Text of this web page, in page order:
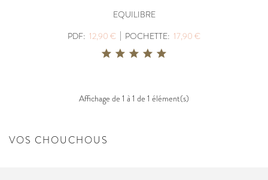
EQUILIBRE
PDF: 12,90 € | POCHETTE: 17,90 €
Affichage de 1 à 1 de 1 élément(s)
VOS CHOUCHOUS